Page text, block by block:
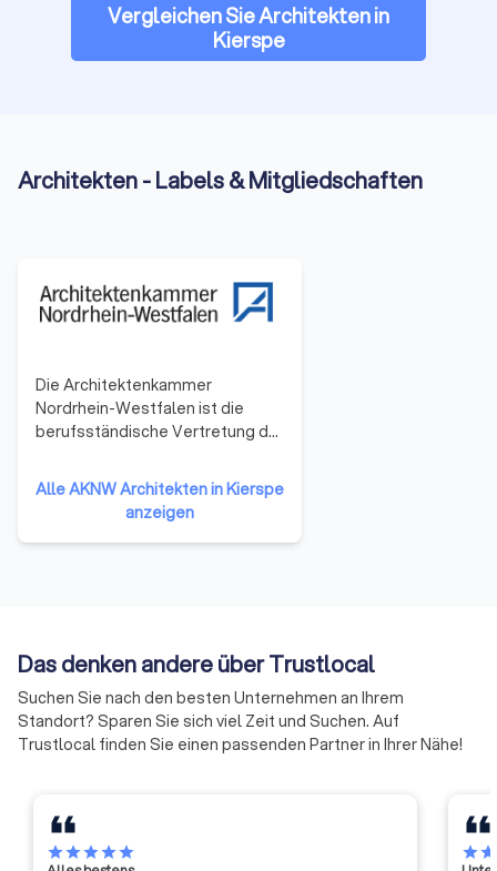
Vergleichen Sie Architekten in
Kierspe
Architekten - Labels & Mitgliedschaften
Die Architektenkammer
Nordrhein-Westfalen ist die
berufsständische Vertretung der
Innenarchitekten,
Landschaftsarchitekten und
Stadtplaner in NRW. Ihren
Mitgliedern bietet sie ein
Ansprechpartnerinnen und
Ansprechpartner.
Alle AKNW Architekten in Kierspe
anzeigen
Das denken andere über Trustlocal
Suchen Sie nach den besten Unternehmen an Ihrem
Standort? Sparen Sie sich viel Zeit und Suchen. Auf
Trustlocal finden Sie einen passenden Partner in Ihrer Nähe!
starstarstarstarstar starstar